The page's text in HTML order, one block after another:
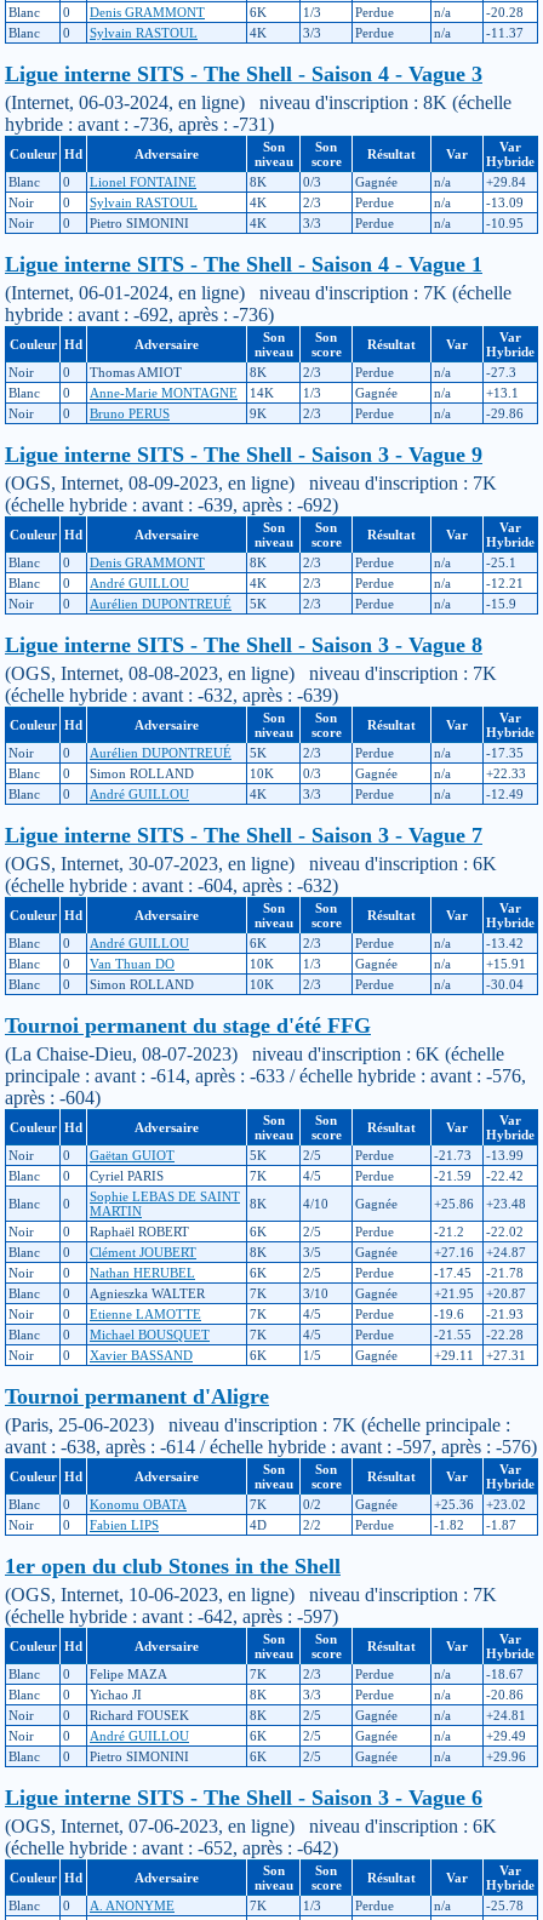
Blanc
0 Denis GRAMMONT 6K 1/3 Perdue n/a
-20.28
Blanc
0 Sylvain RASTOUL 4K 3/3 Perdue n/a -11.37
Ligue interne SITS - The Shell - Saison 4 - Vague 3
(Internet, 06-03-2024, en ligne) niveau d'inscription : 8K (échelle
hybride : avant : -736, après : -731)
Couleur Hd Adversaire
Son
niveau
Son
score
Résultat Var
Var
Hybride
Blanc
0 Lionel FONTAINE 8K 0/3 Gagnée n/a
+29.84
Noir
0 Sylvain RASTOUL 4K 2/3 Perdue n/a
-13.09
Noir
0 Pietro SIMONINI 4K 3/3 Perdue n/a -10.95
Ligue interne SITS - The Shell - Saison 4 - Vague 1
(Internet, 06-01-2024, en ligne) niveau d'inscription : 7K (échelle
hybride : avant : -692, après : -736)
Couleur Hd Adversaire
Son
niveau
Son
score
Résultat Var
Var
Hybride
Noir
0 Thomas AMIOT 8K 2/3 Perdue n/a
-27.3
Blanc
0 Anne-Marie MONTAGNE 14K 1/3 Gagnée n/a
+13.1
Noir
0 Bruno PERUS 9K 2/3 Perdue n/a -29.86
Ligue interne SITS - The Shell - Saison 3 - Vague 9
(OGS, Internet, 08-09-2023, en ligne) niveau d'inscription : 7K
(échelle hybride : avant : -639, après : -692)
Couleur Hd Adversaire
Son
niveau
Son
score
Résultat Var
Var
Hybride
Blanc
0 Denis GRAMMONT 8K 2/3 Perdue n/a
-25.1
Blanc
0 André GUILLOU 4K 2/3 Perdue n/a
-12.21
Noir
0 Aurélien DUPONTREUÉ 5K 2/3 Perdue n/a -15.9
Ligue interne SITS - The Shell - Saison 3 - Vague 8
(OGS, Internet, 08-08-2023, en ligne) niveau d'inscription : 7K
(échelle hybride : avant : -632, après : -639)
Couleur Hd Adversaire
Son
niveau
Son
score
Résultat Var
Var
Hybride
Noir
0 Aurélien DUPONTREUÉ 5K 2/3 Perdue n/a
-17.35
Blanc
0 Simon ROLLAND 10K 0/3 Gagnée n/a
+22.33
Blanc
0 André GUILLOU 4K 3/3 Perdue n/a -12.49
Ligue interne SITS - The Shell - Saison 3 - Vague 7
(OGS, Internet, 30-07-2023, en ligne) niveau d'inscription : 6K
(échelle hybride : avant : -604, après : -632)
Couleur Hd Adversaire
Son
niveau
Son
score
Résultat Var
Var
Hybride
Blanc
0 André GUILLOU 6K 2/3 Perdue n/a
-13.42
Blanc
0 Van Thuan DO 10K 1/3 Gagnée n/a
+15.91
Blanc
0 Simon ROLLAND 10K 2/3 Perdue n/a -30.04
Tournoi permanent du stage d'été FFG
(La Chaise-Dieu, 08-07-2023) niveau d'inscription : 6K (échelle
principale : avant : -614, après : -633 / échelle hybride : avant : -576,
après : -604)
Couleur Hd Adversaire
Son
niveau
Son
score
Résultat Var
Var
Hybride
Noir
0 Gaëtan GUIOT 5K 2/5 Perdue -21.73
-13.99
Blanc
0 Cyriel PARIS 7K 4/5 Perdue -21.59
-22.42
Blanc
0
Sophie LEBAS DE SAINT
MARTIN
8K 4/10 Gagnée +25.86
+23.48
Noir
0 Raphaël ROBERT 6K 2/5 Perdue -21.2
-22.02
Blanc
0 Clément JOUBERT 8K 3/5 Gagnée +27.16
+24.87
Noir
0 Nathan HERUBEL 6K 2/5 Perdue -17.45
-21.78
Blanc
0 Agnieszka WALTER 7K 3/10 Gagnée +21.95
+20.87
Noir
0 Etienne LAMOTTE 7K 4/5 Perdue -19.6
-21.93
Blanc
0 Michael BOUSQUET 7K 4/5 Perdue -21.55
-22.28
Noir
0 Xavier BASSAND 6K 1/5 Gagnée +29.11 +27.31
Tournoi permanent d'Aligre
(Paris, 25-06-2023) niveau d'inscription : 7K (échelle principale :
avant : -638, après : -614 / échelle hybride : avant : -597, après : -576)
Couleur Hd Adversaire
Son
niveau
Son
score
Résultat Var
Var
Hybride
Blanc
0 Konomu OBATA 7K 0/2 Gagnée +25.36
+23.02
Noir
0 Fabien LIPS 4D 2/2 Perdue -1.82 -1.87
1er open du club Stones in the Shell
(OGS, Internet, 10-06-2023, en ligne) niveau d'inscription : 7K
(échelle hybride : avant : -642, après : -597)
Couleur Hd Adversaire
Son
niveau
Son
score
Résultat Var
Var
Hybride
Blanc
0 Felipe MAZA 7K 2/3 Perdue n/a
-18.67
Blanc
0 Yichao JI 8K 3/3 Perdue n/a
-20.86
Noir
0 Richard FOUSEK 8K 2/5 Gagnée n/a
+24.81
Noir
0 André GUILLOU 6K 2/5 Gagnée n/a
+29.49
Blanc
0 Pietro SIMONINI 6K 2/5 Gagnée n/a +29.96
Ligue interne SITS - The Shell - Saison 3 - Vague 6
(OGS, Internet, 07-06-2023, en ligne) niveau d'inscription : 6K
(échelle hybride : avant : -652, après : -642)
Couleur Hd Adversaire
Son
niveau
Son
score
Résultat Var
Var
Hybride
Blanc
0 A. ANONYME 7K 1/3 Perdue n/a
-25.78